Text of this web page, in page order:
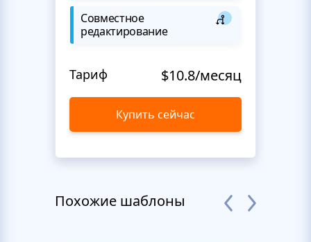
Совместное
редактирование
Тариф $10.8/месяц
Купить сейчас
Похожие шаблоны